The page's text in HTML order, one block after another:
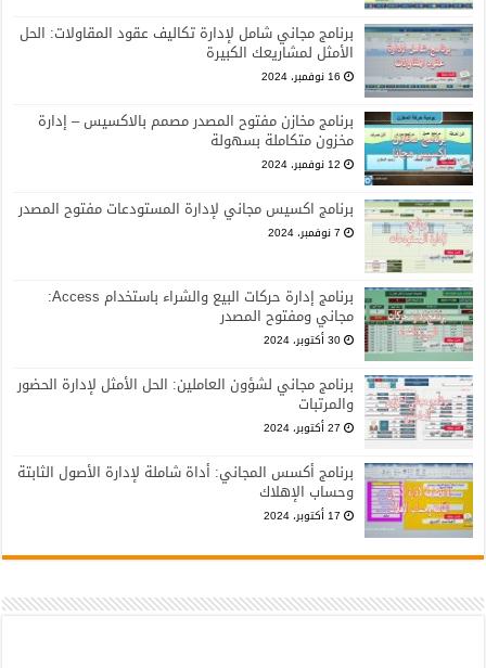
برنامج مجاني شامل لإدارة تكاليف عقود المقاولات: الحل
الأمثل لمشاريعك الكبيرة
16 نوفمبر، 2024
برنامج مخازن مفتوح المصدر مصمم بالاكسيس – إدارة
مخزون متكاملة بسهولة
12 نوفمبر، 2024
برنامج اكسيس مجاني لإدارة المستودعات مفتوح المصدر
7 نوفمبر، 2024
برنامج إدارة حركات البيع والشراء باستخدام Access:
مجاني ومفتوح المصدر
30 أكتوبر، 2024
برنامج مجاني لشؤون العاملين: الحل الأمثل لإدارة الحضور
والمرتبات
27 أكتوبر، 2024
برنامج أكسس المجاني: أداة شاملة لإدارة الأصول الثابتة
وحساب الإهلاك
17 أكتوبر، 2024